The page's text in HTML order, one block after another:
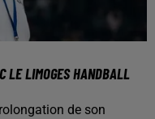
LE LIMOGES HANDBALL
de son